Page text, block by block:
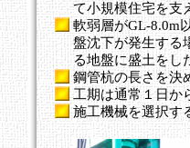
て小規模住宅を支
軟弱層がGL-8.0m
盤沈下が発生する
る地盤に盛土をし
鋼管杭の長さを決
工期は通常１日か
施工機械を選択す